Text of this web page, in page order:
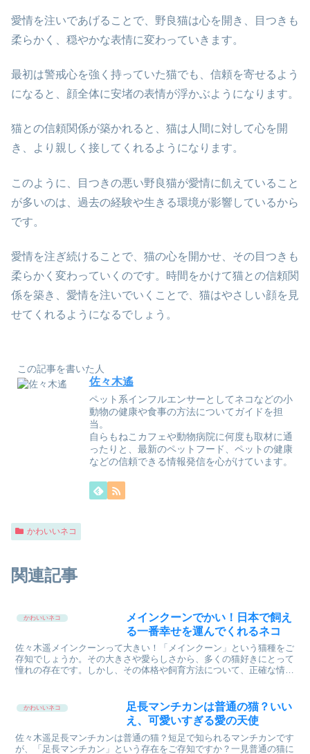
愛情を注いであげることで、野良猫は心を開き、目つきも
柔らかく、穏やかな表情に変わっていきます。
最初は警戒心を強く持っていた猫でも、信頼を寄せるよう
になると、顔全体に安堵の表情が浮かぶようになります。
猫との信頼関係が築かれると、猫は人間に対して心を開
き、より親しく接してくれるようになります。
このように、目つきの悪い野良猫が愛情に飢えていること
が多いのは、過去の経験や生きる環境が影響しているから
です。
愛情を注ぎ続けることで、猫の心を開かせ、その目つきも
柔らかく変わっていくのです。時間をかけて猫との信頼関
係を築き、愛情を注いでいくことで、猫はやさしい顔を見
せてくれるようになるでしょう。
この記事を書いた人
佐々木遙
ペット系インフルエンサーとしてネコなどの小
動物の健康や食事の方法についてガイドを担
当。
自らもねこカフェや動物病院に何度も取材に通
ったりと、最新のペットフード、ペットの健康
などの信頼できる情報発信を心がけています。
かわいいネコ
関連記事
かわいいネコ
メインクーンでかい！日本で飼え
る一番幸せを運んでくれるネコ
佐々木遥メインクーンって大きい！「メインクーン」という猫種をご
存知でしょうか。その大きさや愛らしさから、多くの猫好きにとって
憧れの存在です。しかし、その体格や飼育方法について、正確な情報
かわいいネコ
足長マンチカンは普通の猫？いい
え、可愛いすぎる愛の天使
佐々木遥足長マンチカンは普通の猫？短足で知られるマンチカンです
が、「足長マンチカン」という存在をご存知ですか？一見普通の猫に